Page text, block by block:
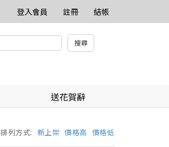
登入會員 註冊 結帳
送花賀辭
價格低
價格高
新上架
排列方式: